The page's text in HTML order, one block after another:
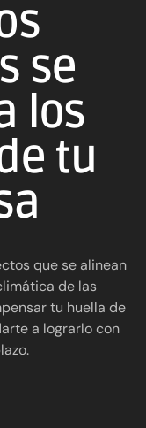
se
los
tu
que se alinean
de las
tu huella de
a lograrlo con